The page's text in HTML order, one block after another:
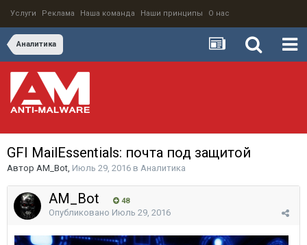
Услуги Реклама Наша команда Наши принципы О нас
Аналитика
GFI MailEssentials: почта под защитой
Автор AM_Bot, Июль 29, 2016 в Аналитика
AM_Bot 48
Опубликовано Июль 29, 2016